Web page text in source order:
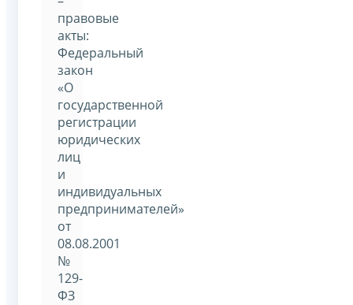
правовые
акты:
Федеральный
закон
«О
государственной
регистрации
юридических
лиц
и
индивидуальных
предпринимателей»
от
08.08.2001
№
129-
ФЗ